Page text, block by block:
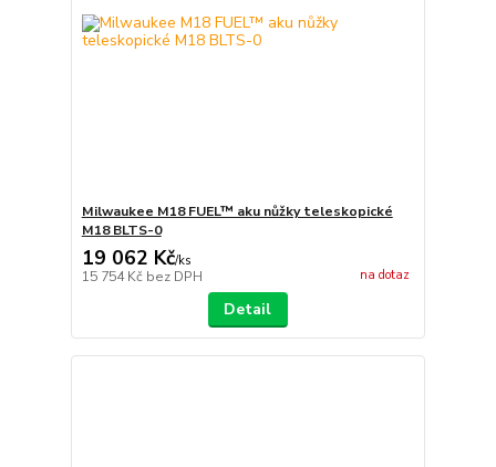
Milwaukee M18 FUEL™ aku nůžky teleskopické
M18 BLTS-0
19 062 Kč/ks
15 754 Kč bez DPH na dotaz
Detail